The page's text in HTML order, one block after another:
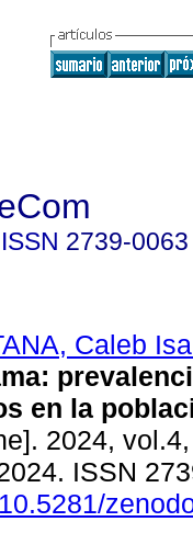
ISSN 2739-0063
Caleb
en la
2024,
ISSN